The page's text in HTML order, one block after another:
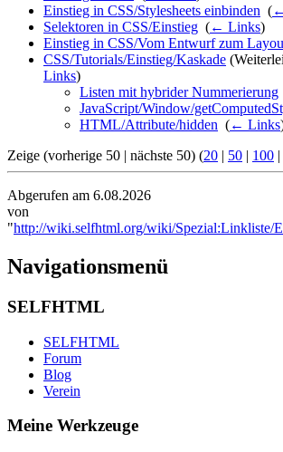
Einstieg in CSS/Stylesheets einbinden (
Selektoren in CSS/Einstieg (← Links)
Einstieg in CSS/Vom Entwurf zum
CSS/Tutorials/Einstieg/Kaskade
Links)
Listen mit hybrider Nummerierung
JavaScript/Window/
HTML/Attribute/hidden (← Links
Zeige (vorherige 50 | nächste 50) (20 | 50 | 100 |
Abgerufen am 6.08.2026
von
"http://wiki.selfhtml.org/wiki/Spezial:Linkliste/
Navigationsmenü
SELFHTML
SELFHTML
Forum
Blog
Verein
Meine Werkzeuge